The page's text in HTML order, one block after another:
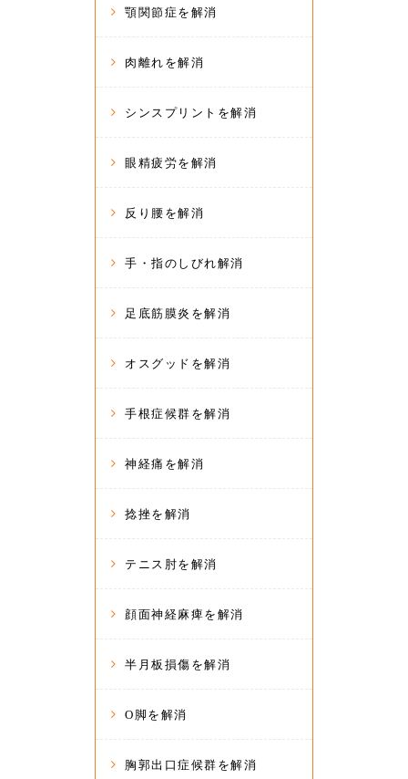
顎関節症を解消
肉離れを解消
シンスプリントを解消
眼精疲労を解消
反り腰を解消
手・指のしびれ解消
足底筋膜炎を解消
オスグッドを解消
手根症候群を解消
神経痛を解消
捻挫を解消
テニス肘を解消
顔面神経麻痺を解消
半月板損傷を解消
O脚を解消
胸郭出口症候群を解消